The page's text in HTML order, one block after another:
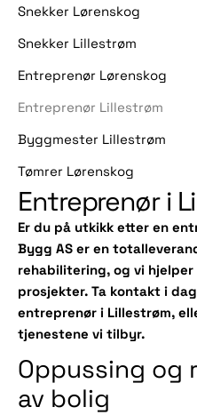
Entreprenør i
Er du på utkikk etter en
Bygg AS er en
rehabilitering, og vi
prosjekter. Ta kontakt i
entreprenør i Lillestrøm,
tjenestene vi tilbyr.
Oppussing og
av bolig
Snekker Lørenskog
Snekker Lillestrøm
Entreprenør Lørenskog
Entreprenør Lillestrøm
Byggmester Lillestrøm
Tømrer Lørenskog